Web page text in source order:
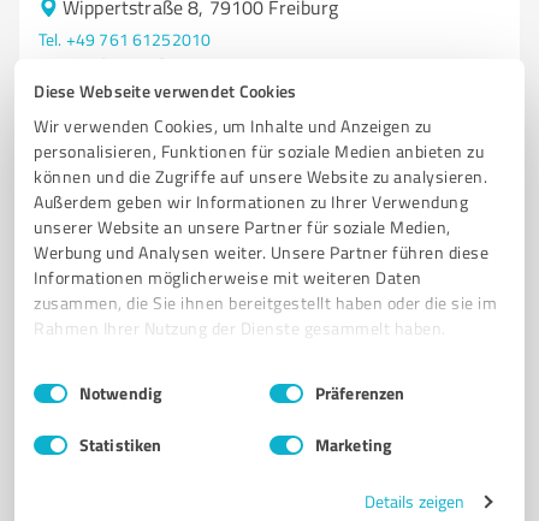
Diese Webseite verwendet Cookies
Wir verwenden Cookies, um Inhalte und Anzeigen zu
personalisieren, Funktionen für soziale Medien anbieten zu
können und die Zugriffe auf unsere Website zu analysieren.
Außerdem geben wir Informationen zu Ihrer Verwendung
unserer Website an unsere Partner für soziale Medien,
Werbung und Analysen weiter. Unsere Partner führen diese
Informationen möglicherweise mit weiteren Daten
zusammen, die Sie ihnen bereitgestellt haben oder die sie im
Rahmen Ihrer Nutzung der Dienste gesammelt haben.
Impressum Datenschutzbestimmungen
Einwilligungsauswahl
Notwendig Präferenzen
Statistiken Marketing
Details zeigen
Wippertstraße 8, 79100 Freiburg
Tel. +49 761 61252010
kontakt@hr-performance-institut.de
www.hr-performance-institut.de/
245Bewertungen
von 246 veröffentlicht (2 Quellen)
5 Events & Entertainment
Meinolf
info@FindOut-Games.com